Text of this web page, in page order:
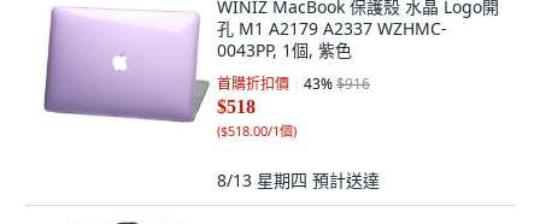
WINIZ MacBook 保護殼 水晶 Logo開
孔 M1 A2179 A2337 WZHMC-
0043PP, 1個, 紫色
首購折扣價 43%$916
$518
($518.00/1個)
8/13 星期四 預計送達